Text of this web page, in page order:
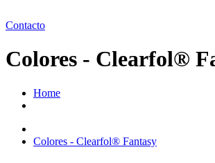
Contacto
Colores - Clearfol®
Home
Colores - Clearfol® Fantasy